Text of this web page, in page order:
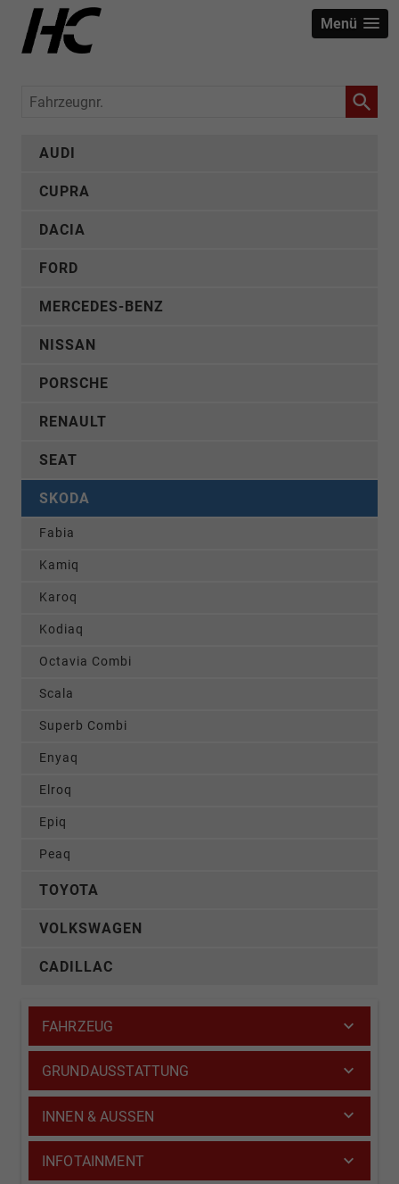
Menü
Fahrzeugnr.
AUDI
CUPRA
DACIA
FORD
MERCEDES-BENZ
NISSAN
PORSCHE
RENAULT
SEAT
SKODA
Fabia
Kamiq
Karoq
Kodiaq
Octavia Combi
Scala
Superb Combi
Enyaq
Elroq
Epiq
Peaq
TOYOTA
VOLKSWAGEN
CADILLAC
FAHRZEUG
GRUNDAUSSTATTUNG
INNEN & AUSSEN
INFOTAINMENT